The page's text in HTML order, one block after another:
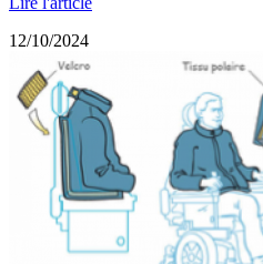
12/10/2024